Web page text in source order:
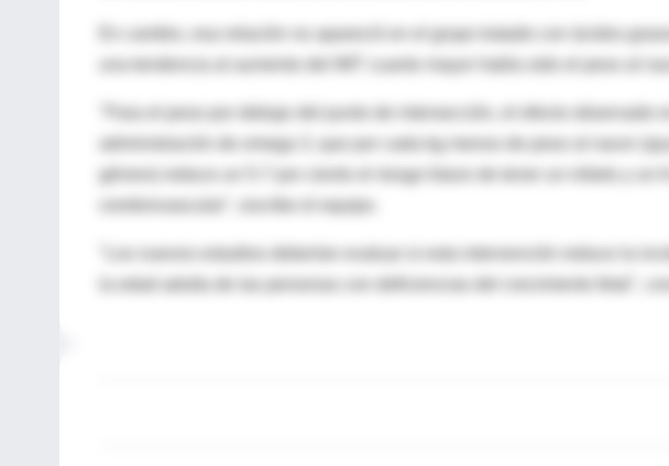
En cambio, esa relación no apareció en el grupo tratado con ácidos
una tendencia al aumento del IMT cuanto mayor había sido el peso al
administración de omega 3, que por cada kg menos de peso al nacer
género) reduce un 5-7 por ciento el riesgo futuro de tener un infarto y un
cerebrovascular", escribe el equipo.